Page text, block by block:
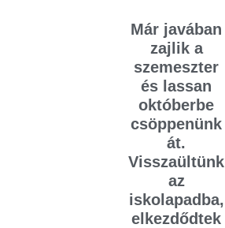
Már javában
zajlik a
szemeszter
és lassan
októberbe
csöppenünk
át.
Visszaültünk
az
iskolapadba,
elkezdődtek